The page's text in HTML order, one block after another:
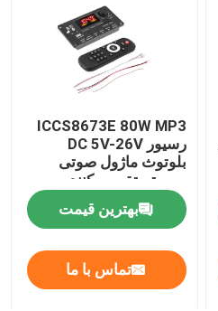
ICCS8673E 80W MP3
رسیور DC 5V-26V
بلوتوث ماژول صوتی
سیستم تقویت کننده
قدرت برد
بهترین قیمت
تماس با ما